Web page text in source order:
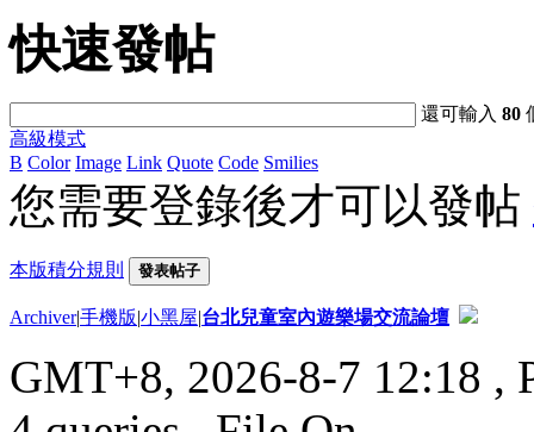
快速發帖
還可輸入80
高級模式
B Color Image Link Quote Code Smilies
您需要登錄後才可以發帖
本版積分規則 發表帖子
Archiver|手機版|小黑屋|台北兒童室內遊樂場交流論壇
GMT+8, 2026-8-7 12:18 ,